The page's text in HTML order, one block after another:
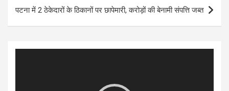
पटना में 2 ठेकेदारों के ठिकानों पर छापेमारी, करोड़ों की बेनामी संपत्ति जब्त